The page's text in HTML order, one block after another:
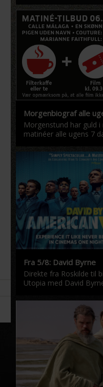
Morgenbiograf alle
Morgenstund har guld i
matinéer alle ugens 7
Fra 5/8: David Byrne
Direkte fra Roskilde til
Utopia med David